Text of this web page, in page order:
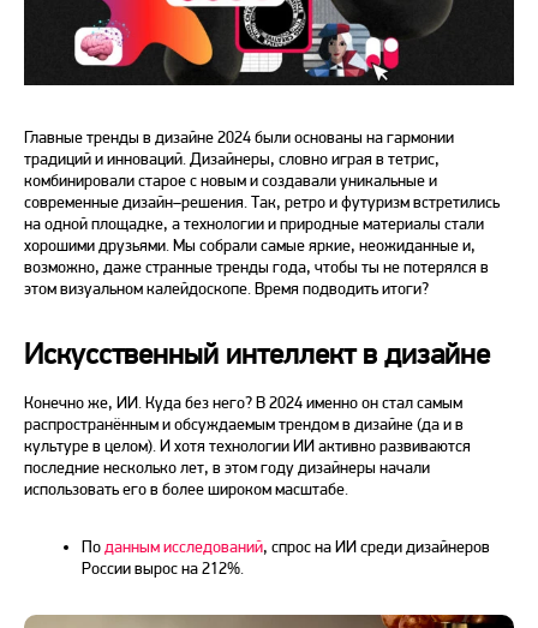
Главныетренды в дизайне 2024были основаны на гармонии
традиций и инноваций. Дизайнеры, словно играя в тетрис,
комбинировали старое с новым и создавали уникальные и
современные дизайн–решения . Так, ретро и футуризм встретились
на одной площадке, а технологии и природные материалы стали
хорошими друзьями. Мы собрали самые яркие, неожиданные и,
возможно, даже странные тренды года, чтобы ты не потерялся в
этом визуальном калейдоскопе. Время подводить итоги?
Искусственный интеллект в дизайне
Конечно же, ИИ. Куда без него? В2024именно он стал самым
распространённым и обсуждаемым трендомв дизайне(да и в
культуре в целом). И хотя технологии ИИ активно развиваются
последние несколько лет, в этомгоду дизайнеры начали
использовать его в более широком масштабе.
По данным исследований, спрос на ИИ среди дизайнеров
России вырос на 212%.